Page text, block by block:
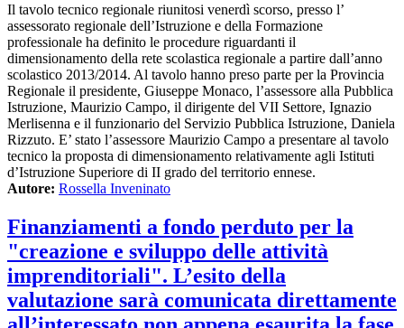
Il tavolo tecnico regionale riunitosi venerdì scorso, presso l’
assessorato regionale dell’Istruzione e della Formazione
professionale ha definito le procedure riguardanti il
dimensionamento della rete scolastica regionale a partire dall’anno
scolastico 2013/2014. Al tavolo hanno preso parte per la Provincia
Regionale il presidente, Giuseppe Monaco, l’assessore alla Pubblica
Istruzione, Maurizio Campo, il dirigente del VII Settore, Ignazio
Merlisenna e il funzionario del Servizio Pubblica Istruzione, Daniela
Rizzuto. E’ stato l’assessore Maurizio Campo a presentare al tavolo
tecnico la proposta di dimensionamento relativamente agli Istituti
d’Istruzione Superiore di II grado del territorio ennese.
Autore: Rossella Inveninato
Finanziamenti a fondo perduto per la
"creazione e sviluppo delle attività
imprenditoriali". L’esito della
valutazione sarà comunicata direttamente